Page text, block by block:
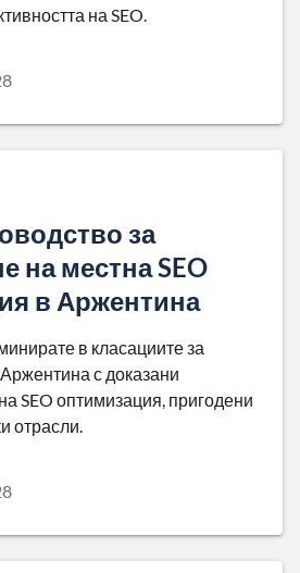
на SEO.
за
на местна SEO
в Аржентина
в класациите за
с доказани
SEO оптимизация, пригодени
отрасли.